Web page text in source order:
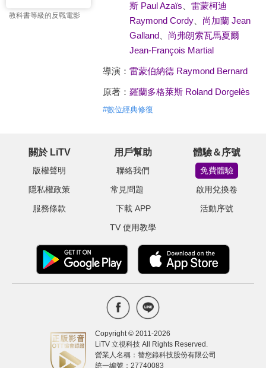
教科書等級的反戰電影
斯 Paul Azaïs
雷蒙柯迪
Raymond Cordy、 尚加蘭 Jean
Galland、 尚弗朗索瓦馬夏爾
Jean-François Martial
導演： 雷蒙伯納德 Raymond Bernard
原著： 羅蘭多格萊斯 Roland Dorgelès
#數位經典修復
關於 LiTV
版權聲明
隱私權政策
服務條款
用戶幫助
聯絡我們
常見問題
下載 APP
TV 使用教學
體驗＆序號
免費體驗
啟用兌換卷
活動序號
Copyright © 2011-2026
LiTV 立視科技 All Rights Reserved.
營業人名稱：替您錄科技股份有限公司
統一編號：27740083